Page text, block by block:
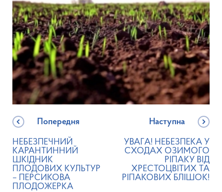
Попередня
НЕБЕЗПЕЧНИЙ
КАРАНТИННИЙ
ШКІДНИК
ПЛОДОВИХ КУЛЬТУР
– ПЕРСИКОВА
ПЛОДОЖЕРКА
Наступна
УВАГА! НЕБЕЗПЕКА У
СХОДАХ ОЗИМОГО
РІПАКУ ВІД
ХРЕСТОЦВІТИХ ТА
РІПАКОВИХ БЛІШОК!